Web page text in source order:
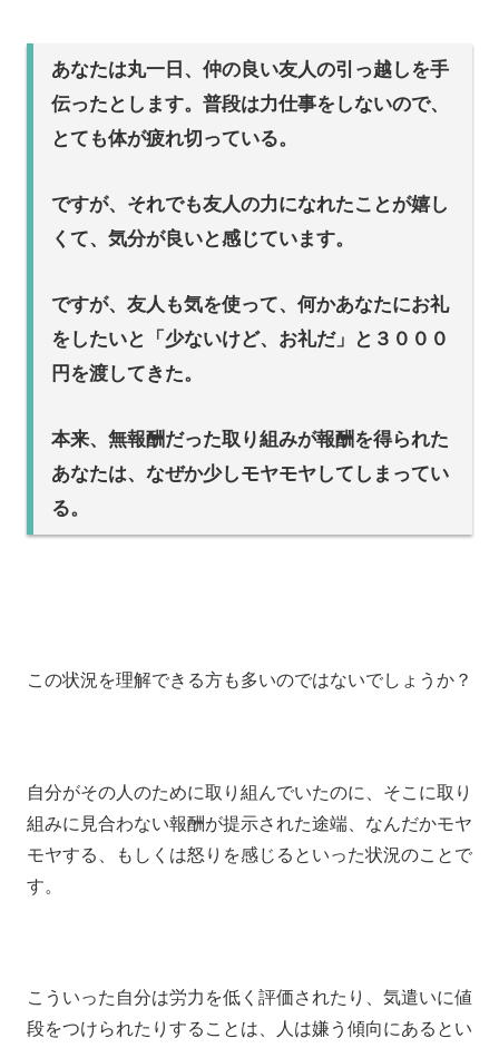
あなたは丸一日、仲の良い友人の引っ越しを手
伝ったとします。 普段は力仕事をしないので、
とても体が疲れ切っている。
ですが、それでも友人の力になれたことが嬉し
くて、気分が良いと感じています。
ですが、友人も気を使って、何かあなたにお礼
をしたいと「少ないけど、お礼だ」と３０００
円を渡してきた。
本来、無報酬だった取り組みが報酬を得られた
あなたは、なぜか少しモヤモヤしてしまってい
る。
この状況を理解できる方も多いのではないでしょうか？
自分がその人のために取り組んでいたのに、そこに取り
組みに見合わない報酬が提示された途端、なんだかモヤ
モヤする、もしくは怒りを感じるといった状況のことで
す。
こういった自分は労力を低く評価されたり、気遣いに値
段をつけられたりすることは、人は嫌う傾向にあるとい